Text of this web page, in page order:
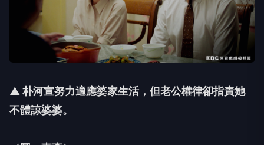
▲ 朴河宣努力適應婆家生活，但老公權律卻指責她
不體諒婆婆。